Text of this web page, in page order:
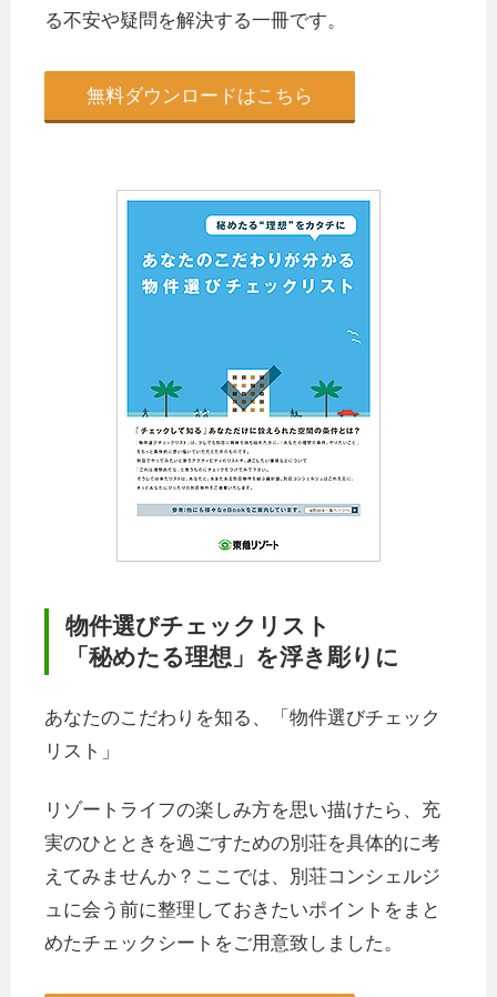
る不安や疑問を解決する一冊です。
無料ダウンロードはこちら
物件選びチェックリスト
「秘めたる理想」を浮き彫りに
あなたのこだわりを知る、「物件選びチェック
リスト」
リゾートライフの楽しみ方を思い描けたら、充
実のひとときを過ごすための別荘を具体的に考
えてみませんか？ここでは、別荘コンシェルジ
ュに会う前に整理しておきたいポイントをまと
めたチェックシートをご用意致しました。